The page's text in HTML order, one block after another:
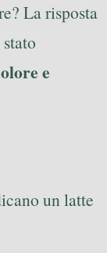
La risposta
e
un latte